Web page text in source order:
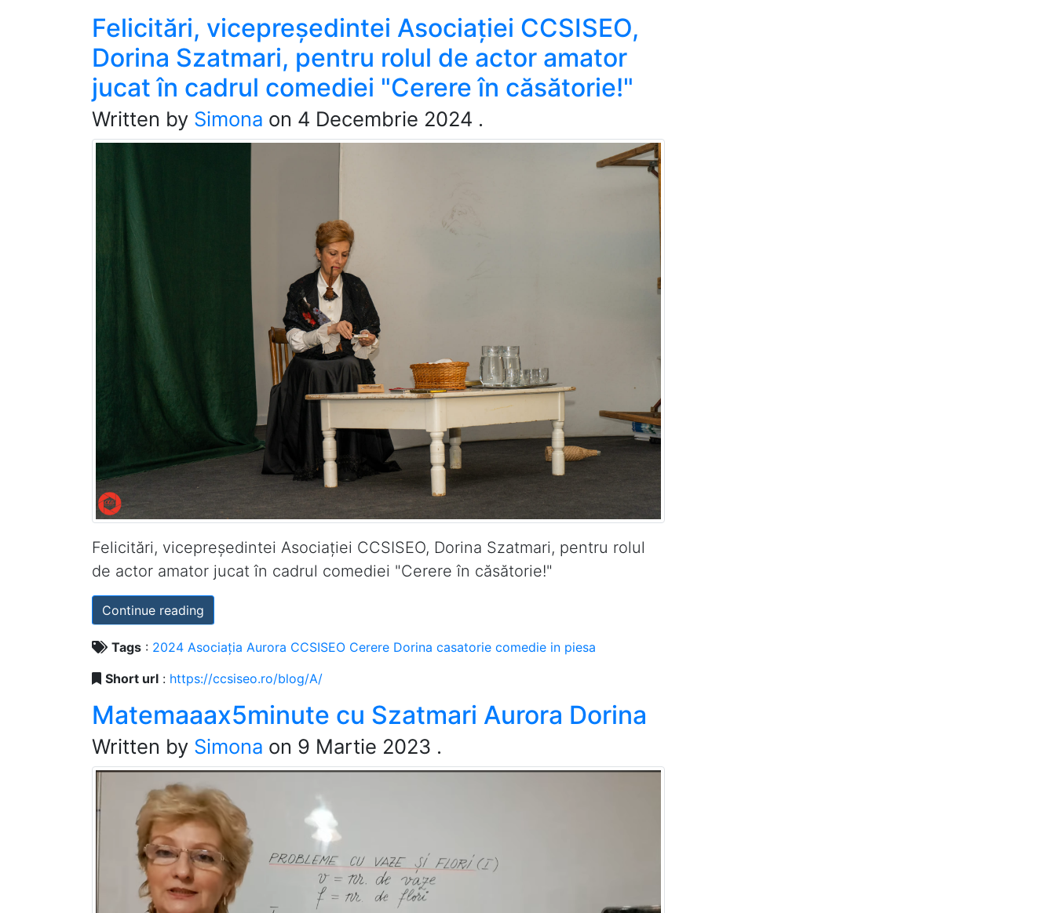
Felicitări, vicepreședintei Asociației CCSISEO,
Dorina Szatmari, pentru rolul de actor amator
jucat în cadrul comediei "Cerere în căsătorie!"
Written by Simona on 4 Decembrie 2024 .
Felicitări, vicepreședintei Asociației CCSISEO, Dorina Szatmari, pentru rolul
de actor amator jucat în cadrul comediei "Cerere în căsătorie!"
Continue reading
Tags : 2024 Asociația Aurora CCSISEO Cerere Dorina casatorie comedie in piesa
Short url : https://ccsiseo.ro/blog/A/
Matemaaax5minute cu Szatmari Aurora Dorina
Written by Simona on 9 Martie 2023 .